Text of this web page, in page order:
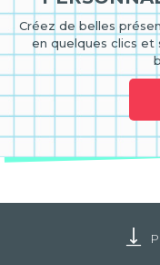
Créez de belles
en quelques clics et